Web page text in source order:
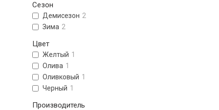
Сезон
Демисезон 2
Зима 2
Цвет
Желтый 1
Олива 1
Оливковый 1
Черный 1
Производитель